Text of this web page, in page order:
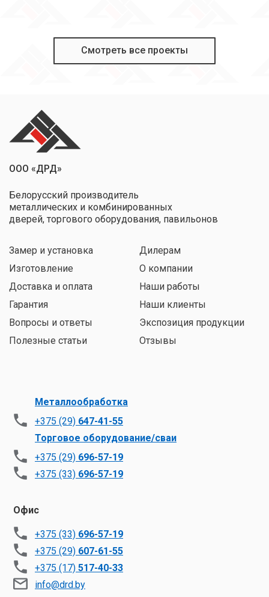
Смотреть все проекты
ООО «ДРД»
Белорусский производитель
металлических и комбинированных
дверей, торгового оборудования, павильонов
Замер и установка
Изготовление
Доставка и оплата
Гарантия
Вопросы и ответы
Полезные статьи
Дилерам
О компании
Наши работы
Наши клиенты
Экспозиция продукции
Отзывы
Металлообработка
+375 (29) 647-41-55
Торговое оборудование/сваи
+375 (29) 696-57-19
+375 (33) 696-57-19
Офис
+375 (33) 696-57-19
+375 (29) 607-61-55
+375 (17) 517-40-33
info@drd.by